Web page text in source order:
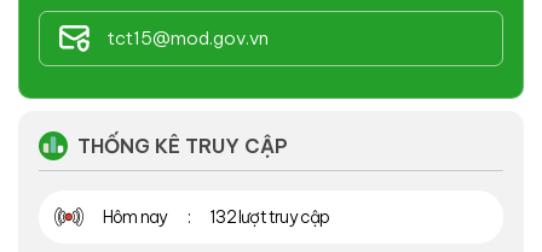
tct15@mod.gov.vn
THỐNG KÊ TRUY CẬP
Hôm nay 132 lượt truy cập